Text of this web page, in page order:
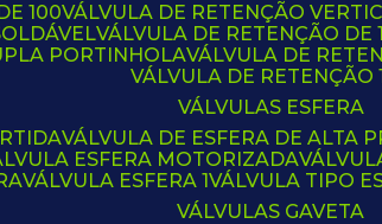
100 VÁLVULA DE RETENÇÃO
VÁLVULA DE RETENÇÃO DE
PORTINHOLA VÁLVULA DE
VÁLVULA DE RETENÇÃO
VÁLVULAS ESFERA
VÁLVULA DE ESFERA DE ALTA
ESFERA MOTORIZADA
VÁLVULA ESFERA 1 VÁLVULA TIPO
VÁLVULAS GAVETA